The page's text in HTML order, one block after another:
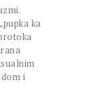
ka
i